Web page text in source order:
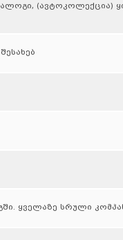
(ავტოკოლექცია)
ყველაზე სრული